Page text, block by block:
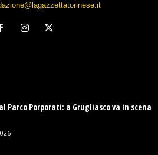
Parco Porporati: a Grugliasco va in scena